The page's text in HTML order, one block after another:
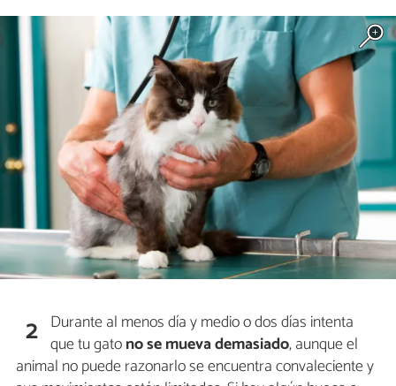
2 Durante al menos día y medio o dos días intenta
que tu gatono se mueva demasiado, aunque el
animal no puede razonarlo se encuentra convaleciente y